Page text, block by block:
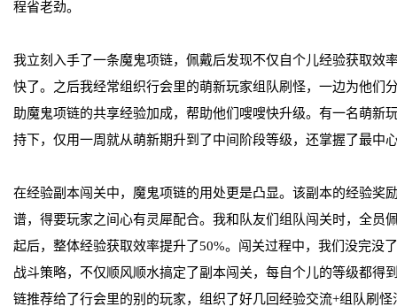
程省老劲。
我立刻入手了一条魔鬼项链，佩戴后发现不仅自个儿经验获取效
快了。之后我经常组织行会里的萌新玩家组队刷怪，一边为他们
助魔鬼项链的共享经验加成，帮助他们嗖嗖快升级。有一名萌新
持下，仅用一周就从萌新期升到了中间阶段等级，还掌握了最中
在经验副本闯关中，魔鬼项链的用处更是凸显。该副本的经验奖
谱，得要玩家之间心有灵犀配合。我和队友们组队闯关时，全员
起后，整体经验获取效率提升了50%。闯关过程中，我们没完没
战斗策略，不仅顺风顺水搞定了副本闯关，每自个儿的等级都得
链推荐给了行会里的别的玩家，组织了好几回经验交流+组队刷